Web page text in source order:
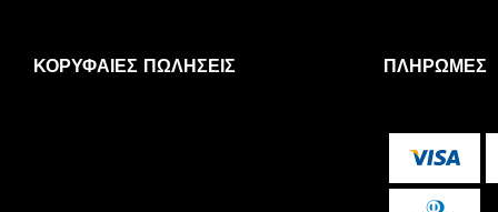
ΚΟΡΥΦΑΊΕΣ ΠΩΛΉΣΕΙΣ ΠΛΗΡΩΜΈΣ